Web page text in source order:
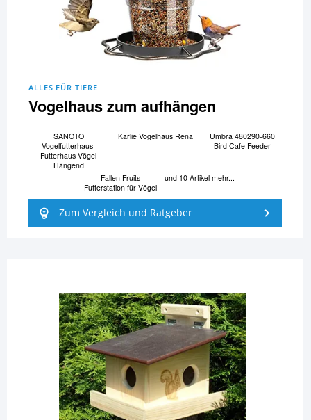
ALLES FÜR TIERE
Vogelhaus zum aufhängen
SANOTO
Vogelfutterhaus-
Futterhaus Vögel
Hängend
Karlie Vogelhaus Rena
Umbra 480290-660
Bird Cafe Feeder
Fallen Fruits
Futterstation für Vögel
und 10 Artikel mehr...
Zum Vergleich und Ratgeber